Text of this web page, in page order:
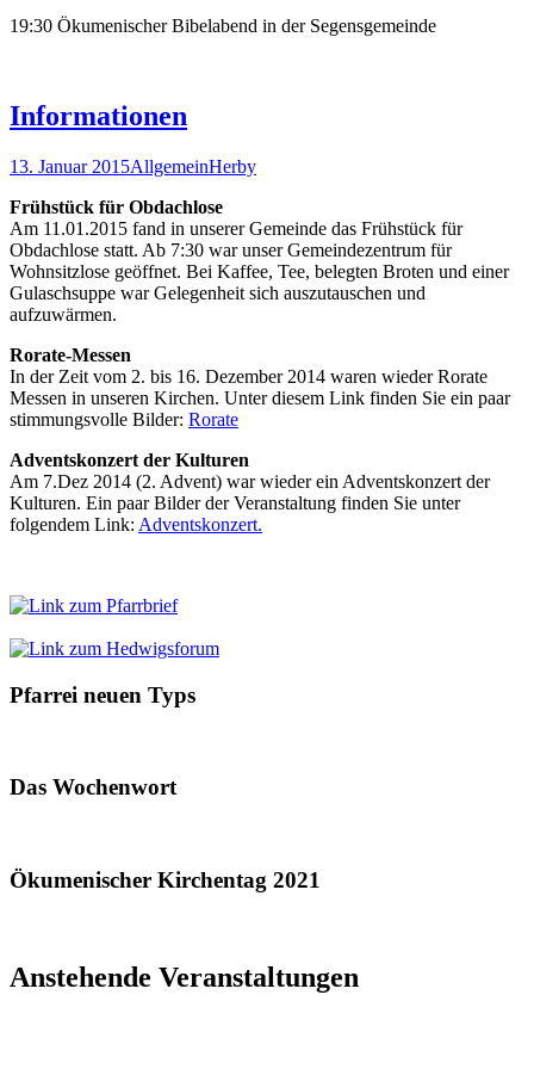
19:30 Ökumenischer Bibelabend in der Segensgemeinde
Informationen
13. Januar 2015AllgemeinHerby
Frühstück für Obdachlose
Am 11.01.2015 fand in unserer Gemeinde das Frühstück für
Obdachlose statt. Ab 7:30 war unser Gemeindezentrum für
Wohnsitzlose geöffnet. Bei Kaffee, Tee, belegten Broten und einer
Gulaschsuppe war Gelegenheit sich auszutauschen und
aufzuwärmen.
Rorate-Messen
In der Zeit vom 2. bis 16. Dezember 2014 waren wieder Rorate
Messen in unseren Kirchen. Unter diesem Link finden Sie ein paar
stimmungsvolle Bilder: Rorate
Adventskonzert der Kulturen
Am 7.Dez 2014 (2. Advent) war wieder ein Adventskonzert der
Kulturen. Ein paar Bilder der Veranstaltung finden Sie unter
folgendem Link: Adventskonzert.
Pfarrei neuen Typs
Das Wochenwort
Ökumenischer Kirchentag 2021
Anstehende Veranstaltungen